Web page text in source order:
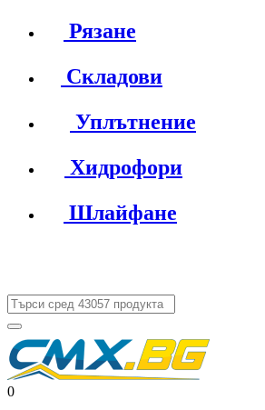
Рязане
Складови
Уплътнение
Хидрофори
Шлайфане
0